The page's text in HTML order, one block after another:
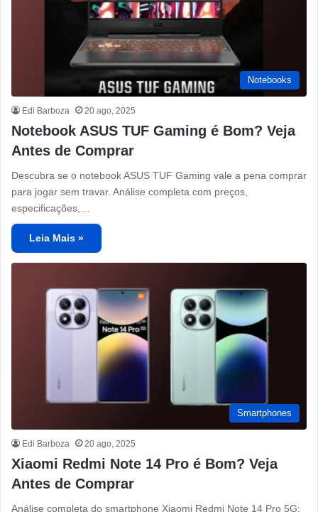
Notebooks
Edi Barboza 20 ago, 2025
Notebook ASUS TUF Gaming é Bom? Veja
Antes de Comprar
Descubra se o notebook ASUS TUF Gaming vale a pena comprar
para jogar sem travar. Análise completa com preços,
especificações,…
Leia Mais »
Smartphones
Edi Barboza 20 ago, 2025
Xiaomi Redmi Note 14 Pro é Bom? Veja
Antes de Comprar
Análise completa do smartphone Xiaomi Redmi Note 14 Pro 5G: